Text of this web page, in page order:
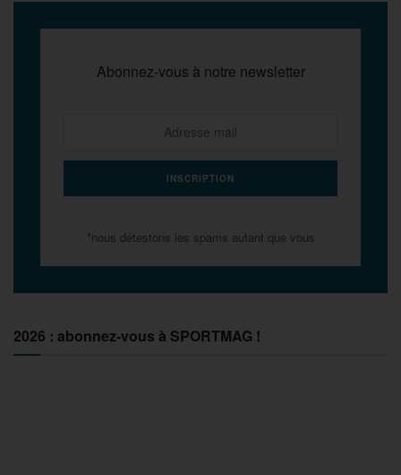
Abonnez-vous à notre newsletter
*nous détestons les spams autant que vous
2026 : abonnez-vous à SPORTMAG !